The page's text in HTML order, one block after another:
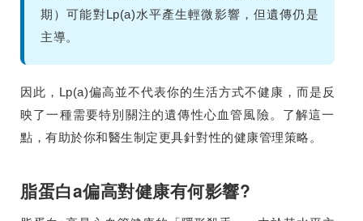
期）可能對Lp(a)水平產生輕微影響，但遺傳仍是
主導。
因此，Lp(a)偏高並不代表你的生活方式不健康，而是反
映了一種需要特別關注的遺傳性心血管風險。了解這一
點，有助於你和醫生制定更具針對性的健康管理策略。
脂蛋白a偏高對健康有何影響?